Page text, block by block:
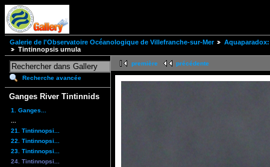
Galerie de l'Observatoire Océanologique de Villefranche-sur-Mer
Tintinnopsis urnula
Recherche avancée
Ganges River Tintinnids
1. Ganges...
21. Tintinnopsi...
22. Tintinnopsi...
23. Tintinnopsi...
24. Tintinnopsi...
première précédente